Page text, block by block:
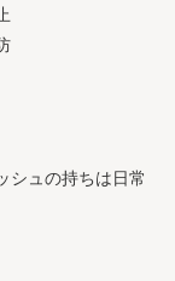
シュの持ちは日常